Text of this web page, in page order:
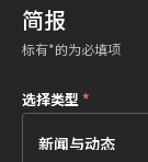
简报
标有*的为必填项
选择类型*